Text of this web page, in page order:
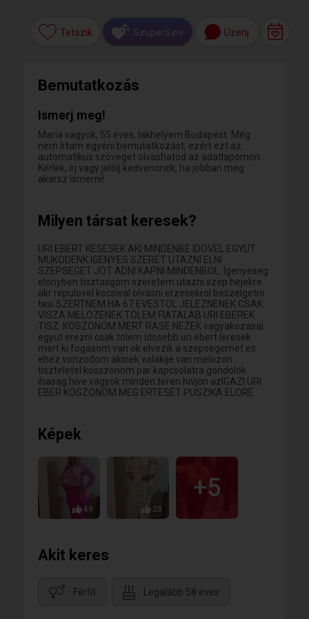
Tetszik SzuperSzív Üzenj
Bemutatkozás
Ismerj meg!
Maria vagyok, 55 éves, lakhelyem Budapest. Még
nem írtam egyéni bemutatkozást, ezért ezt az
automatikus szöveget olvashatod az adatlapomon.
Kérlek, írj vagy jelölj kedvencnek, ha jobban meg
akarsz ismerni!
Milyen társat keresek?
URI EBERT KESESEK AKI MINDENBE IDOVEL EGYUT
MUKODENK IGENYES SZERET UTAZNI ELNI
SZEPSEGET JOT ADNI KAPNI MINDENBOL. Igenyeseg
elonyben tisztasgom szeretem utazni szep hejekre
akr repulovel kocsival olvasni erzesekrol beszelgetni
tesi SZERTNEM HA 67 EVESTOL JELEZNENEK CSAK
VISZA MELOZENEK TOLEM FIATALAB URI EBEREK
TISZ. KOSZONOM MERT RASE NEZEK vagyakozasal
egyut erezni csak tolem idosebb uri ebert leresek
mert ki fogasom van ok elvezik a szepsegemet es
ehez vonzodom akinek valakije van melozon
tiszteletel kosszonom par kapcsolatra gondolok
ihasag hive vagyok minden teren hivjon azIGAZI URI
EBER KOSZONOM MEG ERTESET PUSZIKA ELORE
Képek
49 28
+5
Akit keres
Férfit Legalább 58 éves